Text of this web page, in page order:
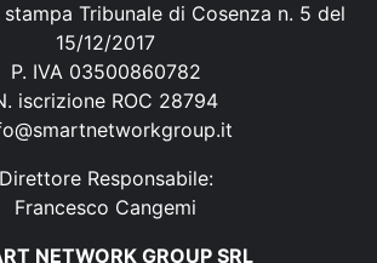
Tribunale di Cosenza n. 5 del
15/12/2017
P. IVA 03500860782
iscrizione ROC 28794
Direttore Responsabile:
Francesco Cangemi
NETWORK GROUP SRL